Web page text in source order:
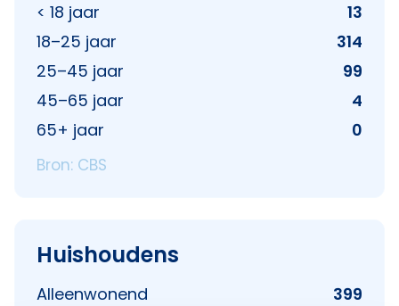
< 18 jaar
13
18–25 jaar
314
25–45 jaar
99
45–65 jaar
4
65+ jaar
0
Bron: CBS
Huishoudens
Alleenwonend
399